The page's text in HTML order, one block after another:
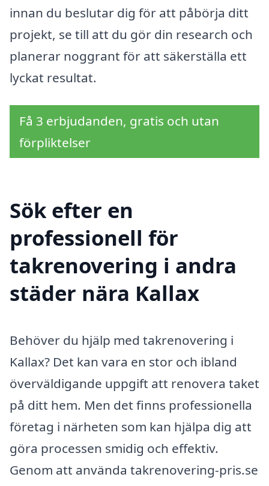
innan du beslutar dig för att påbörja ditt
projekt, se till att du gör din research och
planerar noggrant för att säkerställa ett
lyckat resultat.
Få 3 erbjudanden, gratis och utan
förpliktelser
Sök efter en
professionell för
takrenovering i andra
städer nära Kallax
Behöver du hjälp med takrenovering i
Kallax? Det kan vara en stor och ibland
överväldigande uppgift att renovera taket
på ditt hem. Men det finns professionella
företag i närheten som kan hjälpa dig att
göra processen smidig och effektiv.
Genom att använda takrenovering-pris.se